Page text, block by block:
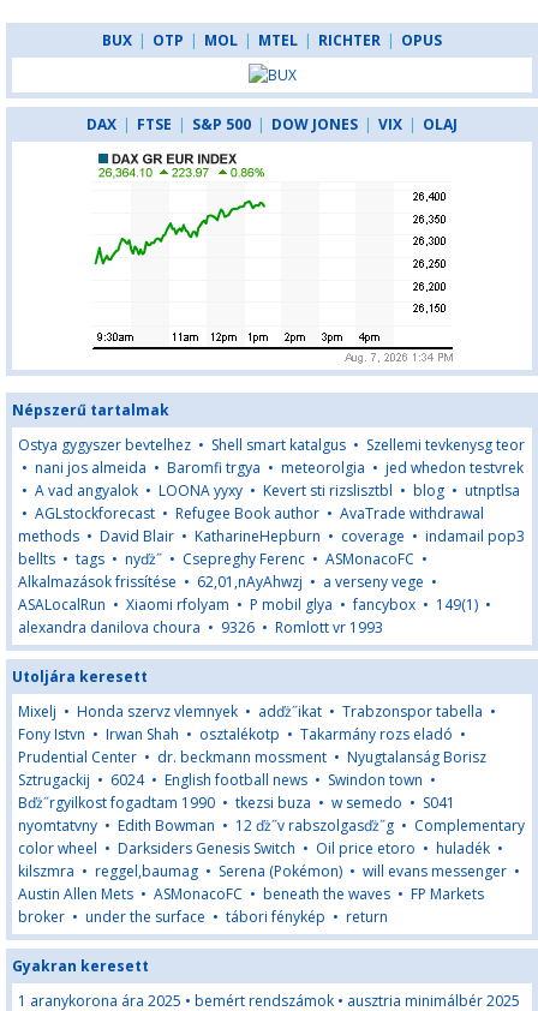
BUX | OTP | MOL | MTEL | RICHTER | OPUS
DAX | FTSE | S&P 500 | DOW JONES | VIX | OLAJ
Népszerű tartalmak
Ostya gygyszer bevtelhez • Shell smart katalgus • Szellemi tevkenysg teor
• nani jos almeida • Baromfi trgya • meteorolgia • jed whedon testvrek
• A vad angyalok • LOONA yyxy • Kevert sti rizslisztbl • blog • utnptlsa
• AGLstockforecast • Refugee Book author • AvaTrade withdrawal
methods • David Blair • KatharineHepburn • coverage • indamail pop3
bellts • tags • nyďż˝ • Csepreghy Ferenc • ASMonacoFC •
Alkalmazások frissítése • 62,01,nAyAhwzj • a verseny vege •
ASALocalRun • Xiaomi rfolyam • P mobil glya •fancybox • 149(1) •
alexandra danilova choura • 9326 • Romlott vr 1993
Utoljára keresett
Mixelj • Honda szervz vlemnyek • adďż˝ikat • Trabzonspor tabella •
Fony Istvn • Irwan Shah • osztalékotp • Takarmány rozs eladó •
Prudential Center • dr. beckmann mossment • Nyugtalanság Borisz
Sztrugackij • 6024• English football news • Swindon town •
Bďż˝rgyilkost fogadtam 1990 • tkezsi buza • w semedo • S041
nyomtatvny • Edith Bowman • 12 ďż˝v rabszolgasďż˝g • Complementary
color wheel • Darksiders Genesis Switch • Oil price etoro • huladék •
kilszmra • reggel,baumag • Serena (Pokémon) • will evans messenger •
Austin Allen Mets • ASMonacoFC • beneath the waves • FP Markets
broker • under the surface • tábori fénykép • return
Gyakran keresett
1 aranykorona ára 2025 • bemért rendszámok • ausztria minimálbér 2025